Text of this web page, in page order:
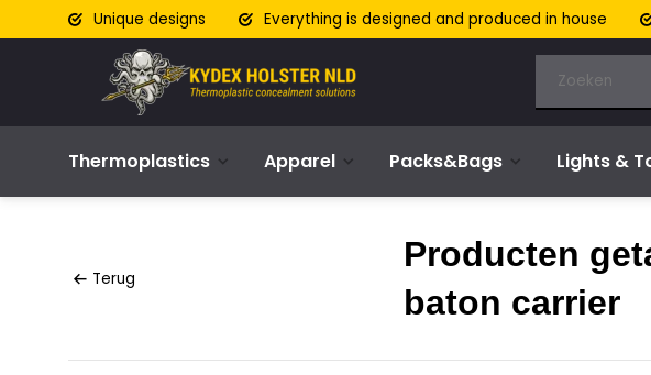
Unique designs Everything is designed and produced in house
Thermoplastics Apparel Packs&Bags Lights &
Terug
Producten
baton carrier